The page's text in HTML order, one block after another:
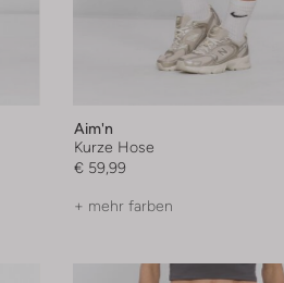
Aim'n
Kurze Hose
€ 59,99
+ mehr farben